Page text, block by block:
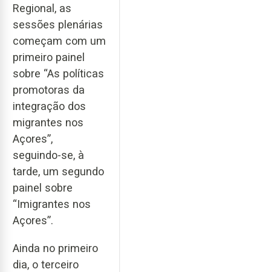
Regional, as
sessões plenárias
começam com um
primeiro painel
sobre “As políticas
promotoras da
integração dos
migrantes nos
Açores”,
seguindo-se, à
tarde, um segundo
painel sobre
“Imigrantes nos
Açores”.
Ainda no primeiro
dia, o terceiro